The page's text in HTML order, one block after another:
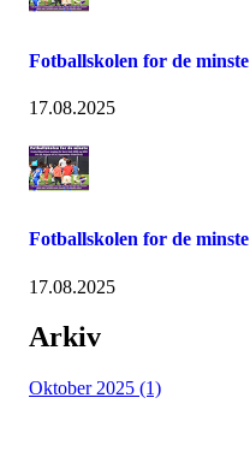
Fotballskolen for de minste
17.08.2025
Fotballskolen for de minste
17.08.2025
Arkiv
Oktober 2025 (1)